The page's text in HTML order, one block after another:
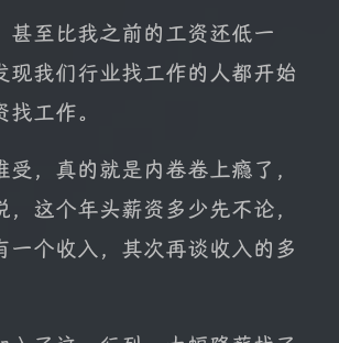
甚至比我之前的工资还低一
现我们行业找工作的人都开始
工作。
，真的就是内卷卷上瘾了，
这个年头薪资多少先不论，
一个收入，其次再谈收入的多